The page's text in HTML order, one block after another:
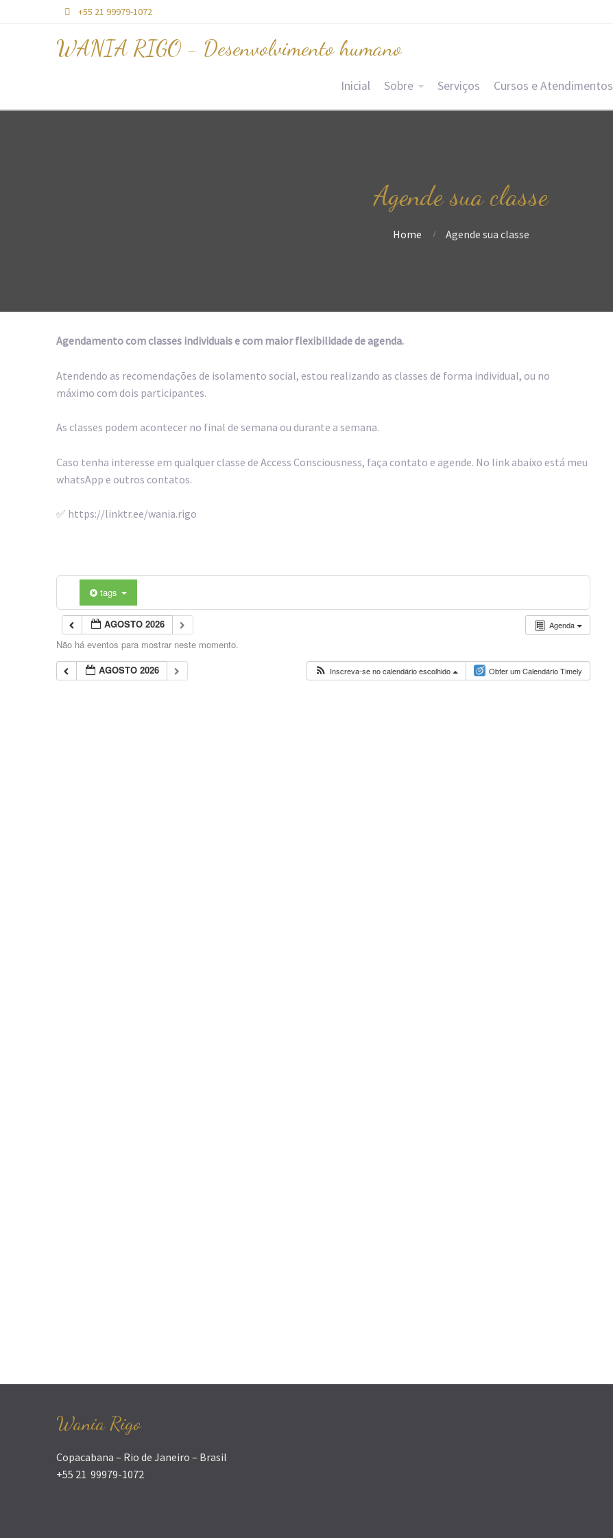
 +55 21 99979-1072
WANIA RIGO - Desenvolvimento humano
Inicial Sobre Serviços Cursos e Atendimentos
Agende sua classe
Home Agende sua classe
Agendamento com classes individuais e com maior flexibilidade de agenda.
Atendendo as recomendações de isolamento social, estou realizando as classes de forma individual, ou no
máximo com dois participantes.
As classes podem acontecer no final de semana ou durante a semana.
Caso tenha interesse em qualquer classe de Access Consciousness, faça contato e agende. No link abaixo está meu
whatsApp e outros contatos.
✅ https://linktr.ee/wania.rigo
tags
Agenda
AGOSTO 2026
Não há eventos para mostrar neste momento.
AGOSTO 2026
Inscreva-se no calendário escolhido Obter um Calendário Timely
Wania Rigo
Copacabana – Rio de Janeiro – Brasil
+55 21 99979-1072